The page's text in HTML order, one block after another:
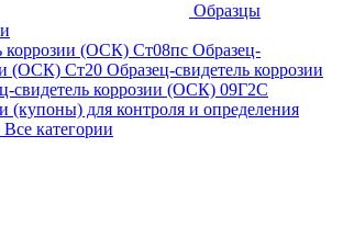
Образцы
коррозии (ОСК) Ст08пс Образец-
(ОСК) Ст20 Образец-свидетель коррозии
свидетель коррозии (ОСК) 09Г2С
(купоны) для контроля и определения
Все категории